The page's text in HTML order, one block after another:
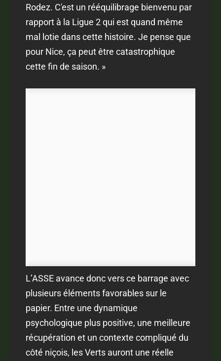
Rodez. C'est un rééquilibrage bienvenu par
rapport à la Ligue 2 qui est quand même
mal lotie dans cette histoire. Je pense que
pour Nice, ça peut être catastrophique
cette fin de saison. »
L’ASSE avance donc vers ce barrage avec
plusieurs éléments favorables sur le
papier. Entre une dynamique
psychologique plus positive, une meilleure
récupération et un contexte compliqué du
côté niçois, les Verts auront une réelle